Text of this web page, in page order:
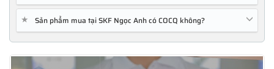
★ Sản phẩm mua tại SKF Ngọc Anh có COCQ không?